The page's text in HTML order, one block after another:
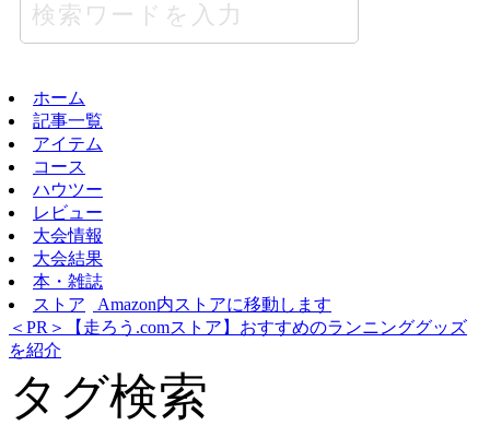
ホーム
記事一覧
アイテム
コース
ハウツー
レビュー
大会情報
大会結果
本・雑誌
ストア
Amazon内ストアに移動します
＜PR＞【走ろう.comストア】おすすめのランニンググッズ
を紹介
タグ検索